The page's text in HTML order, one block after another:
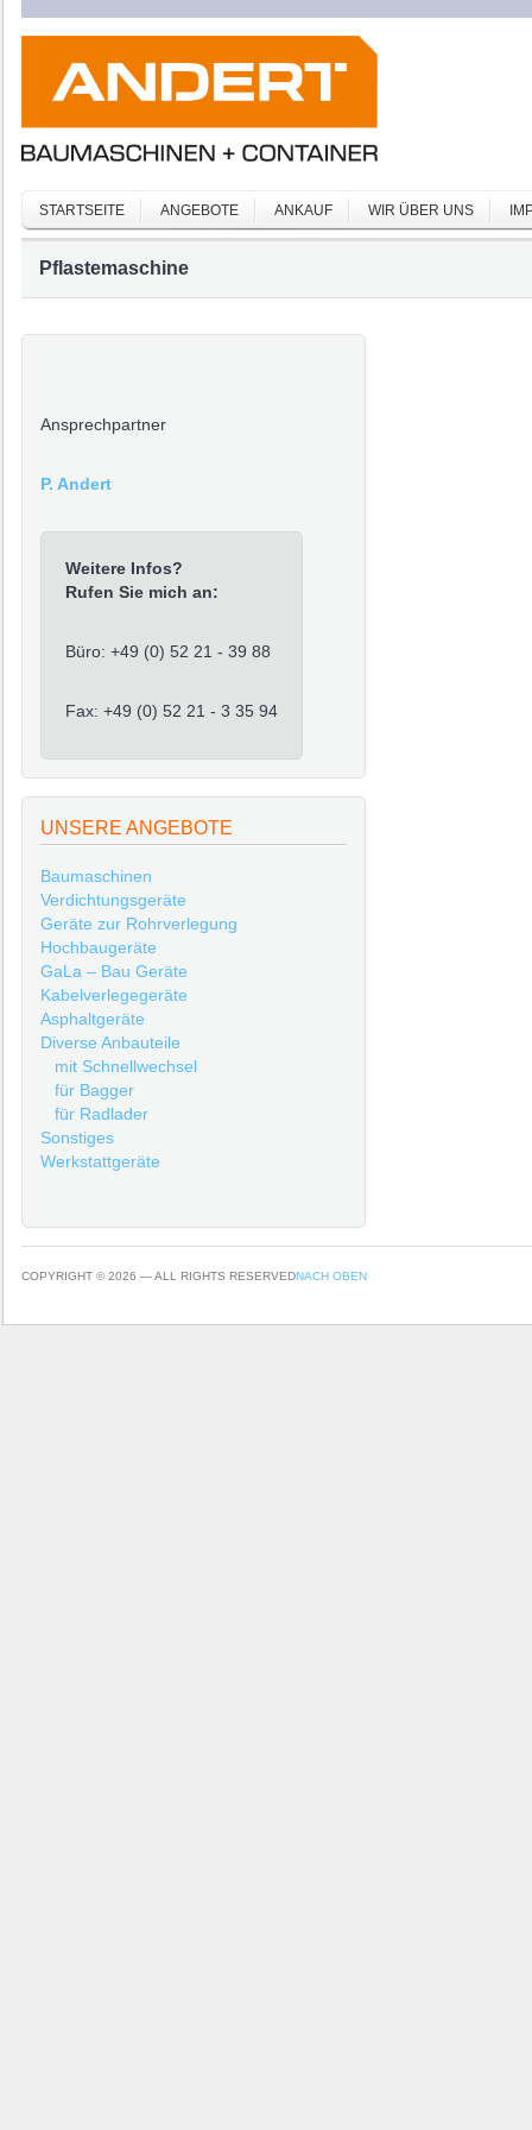
STARTSEITE ANGEBOTE ANKAUF WIR ÜBER UNS
Pflastemaschine
Ansprechpartner
P. Andert
Weitere Infos?
Rufen Sie mich an:
Büro: +49 (0) 52 21 - 39 88
Fax: +49 (0) 52 21 - 3 35 94
UNSERE ANGEBOTE
Baumaschinen
Verdichtungsgeräte
Geräte zur Rohrverlegung
Hochbaugeräte
GaLa – Bau Geräte
Kabelverlegegeräte
Asphaltgeräte
Diverse Anbauteile
mit Schnellwechsel
für Bagger
für Radlader
Sonstiges
Werkstattgeräte
COPYRIGHT © 2026 — ALL RIGHTS RESERVEDNACH OBEN